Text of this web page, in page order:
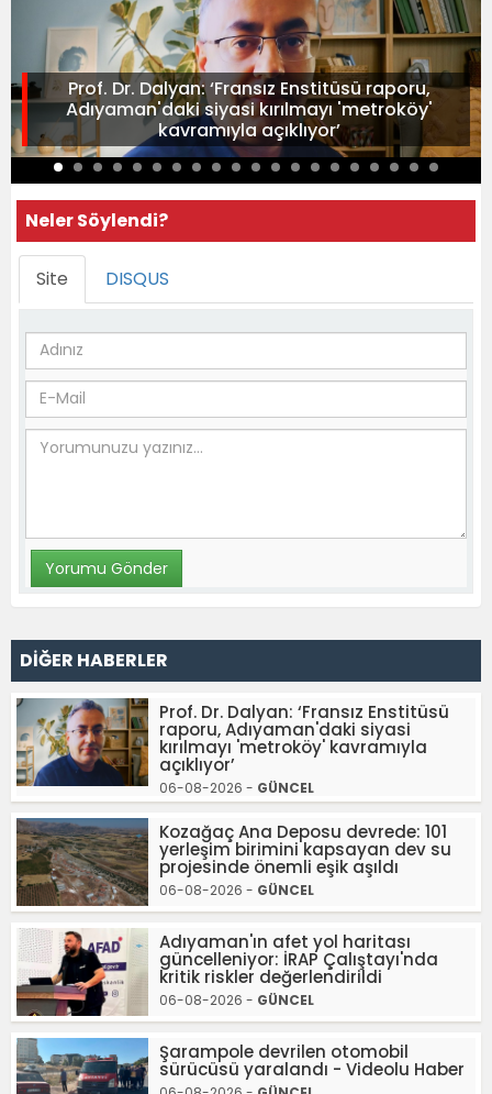
Prof. Dr. Dalyan: ‘Fransız Enstitüsü raporu,
Adıyaman'daki siyasi kırılmayı 'metroköy'
kavramıyla açıklıyor’
Neler Söylendi?
Site DISQUS
DİĞER HABERLER
Prof. Dr. Dalyan: ‘Fransız Enstitüsü
raporu, Adıyaman'daki siyasi
kırılmayı 'metroköy' kavramıyla
açıklıyor’
06-08-2026 - GÜNCEL
Kozağaç Ana Deposu devrede: 101
yerleşim birimini kapsayan dev su
projesinde önemli eşik aşıldı
06-08-2026 - GÜNCEL
Adıyaman'ın afet yol haritası
güncelleniyor: İRAP Çalıştayı'nda
kritik riskler değerlendirildi
06-08-2026 - GÜNCEL
Şarampole devrilen otomobil
sürücüsü yaralandı - Videolu Haber